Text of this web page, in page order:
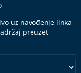
uz navođenje linka
preuzet.